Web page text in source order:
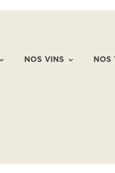
NOS VINS NOS